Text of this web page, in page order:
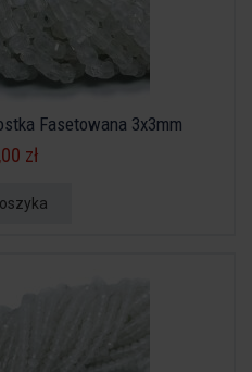
Fasetowana 3x3mm
zł